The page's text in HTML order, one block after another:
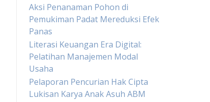
Aksi Penanaman Pohon di
Pemukiman Padat Mereduksi Efek
Panas
Literasi Keuangan Era Digital:
Pelatihan Manajemen Modal
Usaha
Pelaporan Pencurian Hak Cipta
Lukisan Karya Anak Asuh ABM